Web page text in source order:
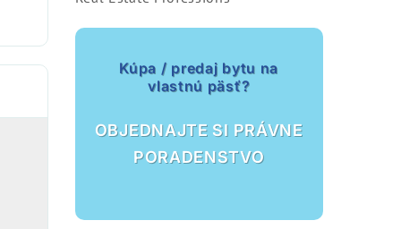
Kúpa / predaj bytu na
vlastnú päsť?
OBJEDNAJTE SI PRÁVNE
PORADENSTVO